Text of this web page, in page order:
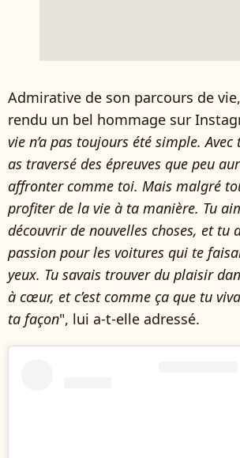
Admirative de son parcours de
rendu un bel hommage sur
vie n’a pas toujours été simple.
as traversé des épreuves que peu
affronter comme toi. Mais malgré
profiter de la vie à ta manière. Tu
découvrir de nouvelles choses, et tu
passion pour les voitures qui te
yeux. Tu savais trouver du plaisir
à cœur, et c’est comme ça que tu
ta façon", lui a-t-elle adressé.